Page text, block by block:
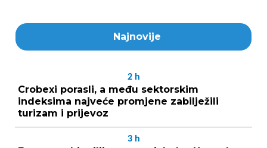
Najnovije
2 h
Crobexi porasli, a među sektorskim
indeksima najveće promjene zabilježili
turizam i prijevoz
3 h